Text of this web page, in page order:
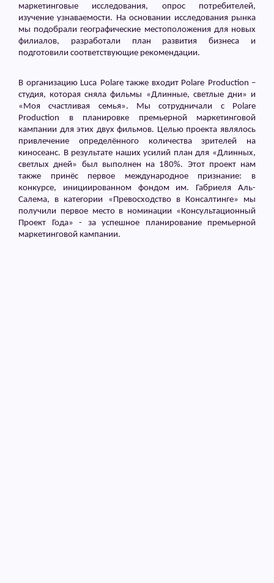
маркетинговые исследования, опрос потребителей,
изучение узнаваемости. На основании исследования рынка
мы подобрали географические местоположения для новых
филиалов, разработали план развития бизнеса и
подготовили соответствующие рекомендации.
В организацию Luca Polareтакже входит Polare Production –
студия, которая сняла фильмы «Длинные, светлые дни» и
«Моя счастливая семья». Мы сотрудничали с
Polare
Production в планировке премьерной маркетинговой
кампании для этих двух фильмов. Целью проекта являлось
привлечение определённого количества зрителей на
киносеанс. В результате наших усилий план для «Длинных,
светлых дней» был выполнен на 180%. Этот проект нам
также принёс первое международное признание: в
конкурсе, инициированном фондом им. Габриеля Аль-
Салема, в категории «Превосходство в Консалтинге» мы
получили первое место в номинации «Консультационный
Проект Года» - за успешное планирование премьерной
маркетинговой кампании.